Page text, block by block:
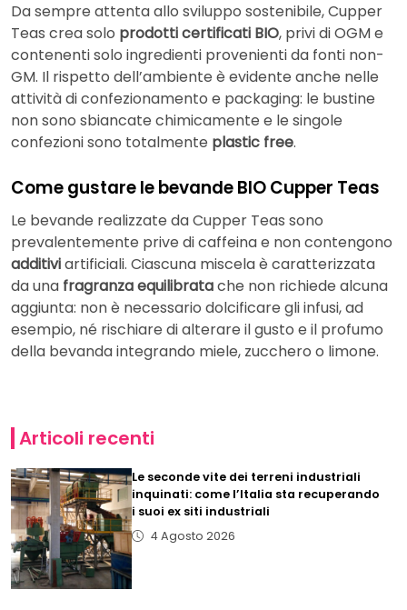
Da sempre attenta allo sviluppo sostenibile, Cupper
Teas crea solo prodotti certificati BIO, privi di OGM e
contenenti solo ingredienti provenienti da fonti non-
GM. Il rispetto dell’ambiente è evidente anche nelle
attività di confezionamento e packaging: le bustine
non sono sbiancate chimicamente e le singole
confezioni sono totalmente plastic free.
Come gustare le bevande BIO Cupper Teas
Le bevande realizzate da Cupper Teas sono
prevalentemente prive di caffeina e non contengono
additiviartificiali. Ciascuna miscela è caratterizzata
da una fragranza equilibratache non richiede alcuna
aggiunta: non è necessario dolcificare gli infusi, ad
esempio, né rischiare di alterare il gusto e il profumo
della bevanda integrando miele, zucchero o limone.
Articoli recenti
Le seconde vite dei terreni industriali
inquinati: come l’Italia sta recuperando
i suoi ex siti industriali
4 Agosto 2026